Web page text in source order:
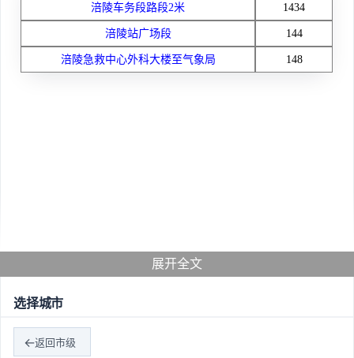
涪陵车务段路段2米 1434
涪陵站广场段 144
涪陵急救中心外科大楼至气象局 148
展开全文
选择城市
返回市级